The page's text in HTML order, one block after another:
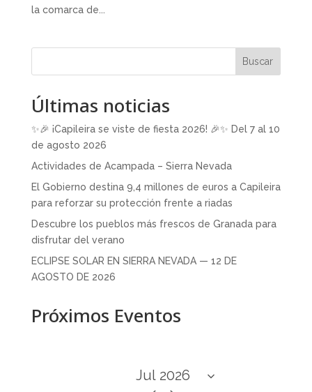
la comarca de...
Buscar
Últimas noticias
✨🎉 ¡Capileira se viste de fiesta 2026! 🎉✨ Del 7 al 10
de agosto 2026
Actividades de Acampada – Sierra Nevada
El Gobierno destina 9,4 millones de euros a Capileira
para reforzar su protección frente a riadas
Descubre los pueblos más frescos de Granada para
disfrutar del verano
ECLIPSE SOLAR EN SIERRA NEVADA — 12 DE
AGOSTO DE 2026
Próximos Eventos